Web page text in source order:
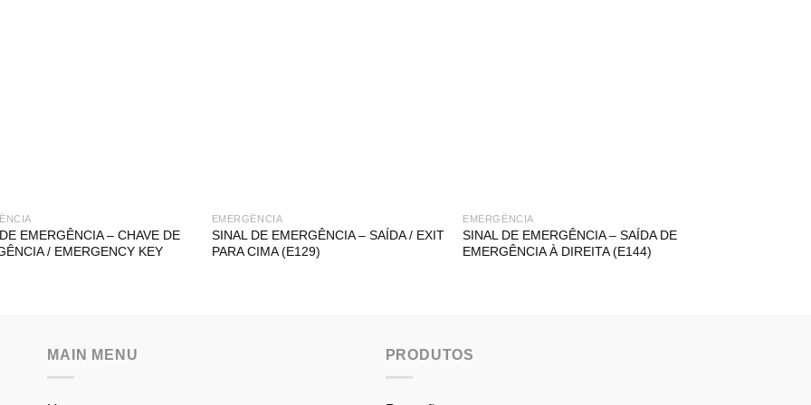
EMERGÊNCIA – CHAVE DE
/ EMERGENCY KEY
EMERGÊNCIA
SINAL DE EMERGÊNCIA – SAÍDA / EXIT
PARA CIMA (E129)
EMERGÊNCIA
SINAL DE EMERGÊNCIA – SAÍDA DE
EMERGÊNCIA À DIREITA (E144)
MAIN MENU PRODUTOS